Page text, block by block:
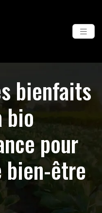
bienfaits
bio
pour
bien-être